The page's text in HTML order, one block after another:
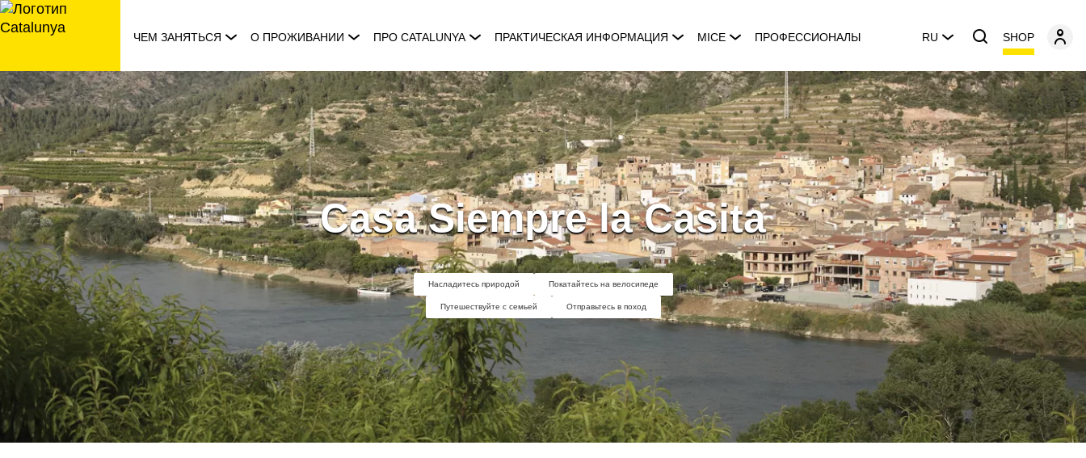
перейти
к
ЧЕМ ЗАНЯТЬСЯ О ПРОЖИВАНИИ ПРО CATALUNYA ПРАКТИЧЕСКАЯ ИНФОРМАЦИЯ MICE ПРОФЕССИОНАЛЫ RU SHOP
Casa Siempre la Casita
Насладитесь природой Покатайтесь на велосипеде
Путешествуйте с семьей Отправьтесь в поход